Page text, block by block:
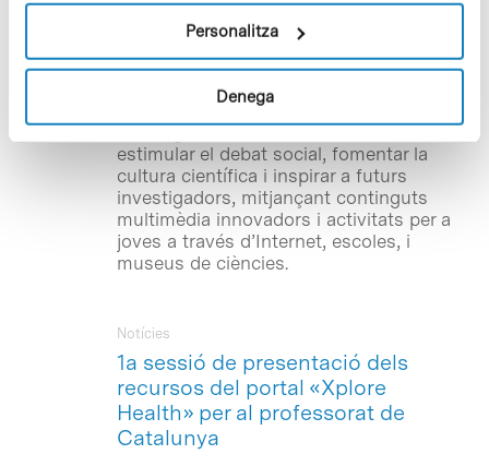
Personalitza
Denega
Caixa». L’objectiu del projecte Xplore
Health –finançat per la Comissió
Europea, través del 7è Programa Marc, i
que compta també amb el suport de la
Fundació Amgen– és apropar la
investigació biomèdica a l’educació,
estimular el debat social, fomentar la
cultura científica i inspirar a futurs
investigadors, mitjançant continguts
multimèdia innovadors i activitats per a
joves a través d’Internet, escoles, i
museus de ciències.
1a sessió de presentació dels
recursos del portal «Xplore
Health» per al professorat de
Catalunya
Notícies